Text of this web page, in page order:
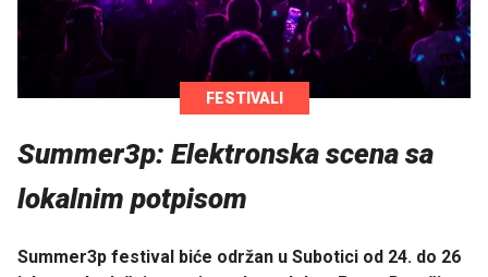
FESTIVALI
Summer3p: Elektronska scena sa
lokalnim potpisom
Summer3p festival biće održan u Subotici od 24. do 26